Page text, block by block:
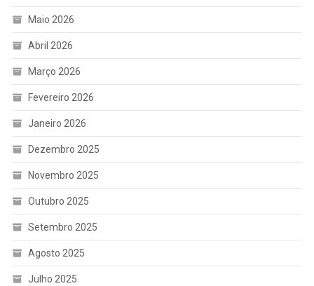
Maio 2026
Abril 2026
Março 2026
Fevereiro 2026
Janeiro 2026
Dezembro 2025
Novembro 2025
Outubro 2025
Setembro 2025
Agosto 2025
Julho 2025